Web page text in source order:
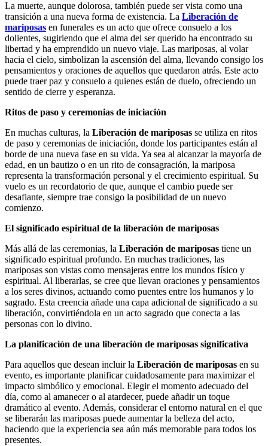
La muerte, aunque dolorosa, también puede ser vista como una
transición a una nueva forma de existencia. La Liberación de
mariposas en funerales es un acto que ofrece consuelo a los
dolientes, sugiriendo que el alma del ser querido ha encontrado su
libertad y ha emprendido un nuevo viaje. Las mariposas, al volar
hacia el cielo, simbolizan la ascensión del alma, llevando consigo los
pensamientos y oraciones de aquellos que quedaron atrás. Este acto
puede traer paz y consuelo a quienes están de duelo, ofreciendo un
sentido de cierre y esperanza.
Ritos de paso y ceremonias de iniciación
En muchas culturas, la Liberación de mariposas se utiliza en ritos
de paso y ceremonias de iniciación, donde los participantes están al
borde de una nueva fase en su vida. Ya sea al alcanzar la mayoría de
edad, en un bautizo o en un rito de consagración, la mariposa
representa la transformación personal y el crecimiento espiritual. Su
vuelo es un recordatorio de que, aunque el cambio puede ser
desafiante, siempre trae consigo la posibilidad de un nuevo
comienzo.
El significado espiritual de la liberación de mariposas
Más allá de las ceremonias, la Liberación de mariposas tiene un
significado espiritual profundo. En muchas tradiciones, las
mariposas son vistas como mensajeras entre los mundos físico y
espiritual. Al liberarlas, se cree que llevan oraciones y pensamientos
a los seres divinos, actuando como puentes entre los humanos y lo
sagrado. Esta creencia añade una capa adicional de significado a su
liberación, convirtiéndola en un acto sagrado que conecta a las
personas con lo divino.
La planificación de una liberación de mariposas significativa
Para aquellos que desean incluir la Liberación de mariposas en su
evento, es importante planificar cuidadosamente para maximizar el
impacto simbólico y emocional. Elegir el momento adecuado del
día, como al amanecer o al atardecer, puede añadir un toque
dramático al evento. Además, considerar el entorno natural en el que
se liberarán las mariposas puede aumentar la belleza del acto,
haciendo que la experiencia sea aún más memorable para todos los
presentes.